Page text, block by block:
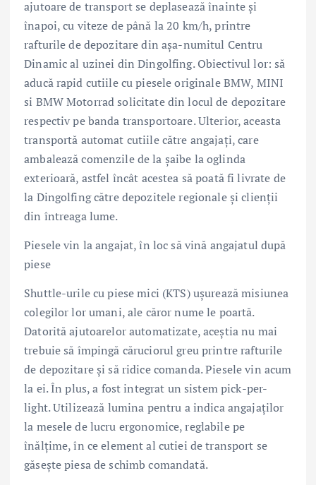
ajutoare de transport se deplasează înainte şi
înapoi, cu viteze de până la 20 km/h, printre
rafturile de depozitare din aşa-numitul Centru
Dinamic al uzinei din Dingolfing. Obiectivul lor: să
aducă rapid cutiile cu piesele originale BMW, MINI
si BMW Motorrad solicitate din locul de depozitare
respectiv pe banda transportoare. Ulterior, aceasta
transportă automat cutiile către angajaţi, care
ambalează comenzile de la şaibe la oglinda
exterioară, astfel încât acestea să poată fi livrate de
la Dingolfing către depozitele regionale şi clienţii
din întreaga lume.
Piesele vin la angajat, în loc să vină angajatul după
piese
Shuttle-urile cu piese mici (KTS) uşurează misiunea
colegilor lor umani, ale căror nume le poartă.
Datorită ajutoarelor automatizate, aceştia nu mai
trebuie să împingă căruciorul greu printre rafturile
de depozitare şi să ridice comanda. Piesele vin acum
la ei. În plus, a fost integrat un sistem pick-per-
light. Utilizează lumina pentru a indica angajaţilor
la mesele de lucru ergonomice, reglabile pe
înălţime, în ce element al cutiei de transport se
găseşte piesa de schimb comandată.